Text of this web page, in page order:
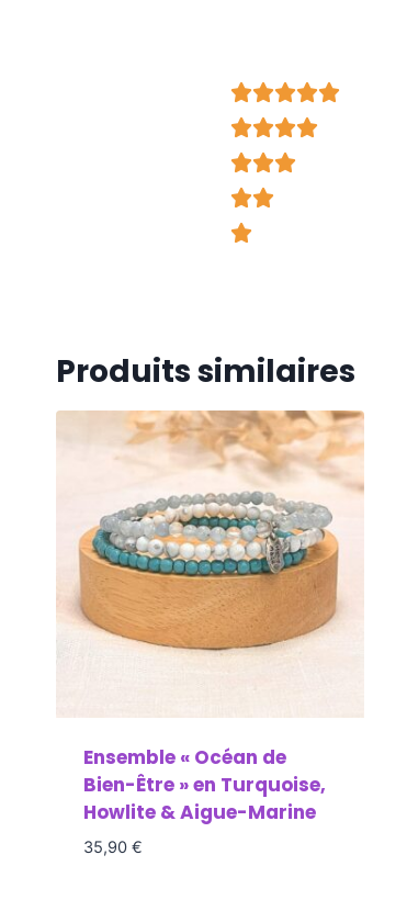





Produits similaires
Ensemble « Océan de
Bien-Être » en Turquoise,
Howlite & Aigue-Marine
35,90 €